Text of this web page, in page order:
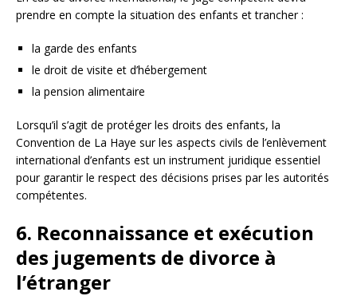
prendre en compte la situation des enfants et trancher :
la garde des enfants
le droit de visite et d’hébergement
la pension alimentaire
Lorsqu’il s’agit de protéger les droits des enfants, la
Convention de La Haye sur les aspects civils de l’enlèvement
international d’enfants est un instrument juridique essentiel
pour garantir le respect des décisions prises par les autorités
compétentes.
6. Reconnaissance et exécution
des jugements de divorce à
l’étranger